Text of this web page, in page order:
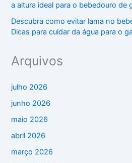
a altura ideal para o bebedouro de
Descubra como evitar lama no
Dicas para cuidar da água para o
Arquivos
julho 2026
junho 2026
maio 2026
abril 2026
março 2026